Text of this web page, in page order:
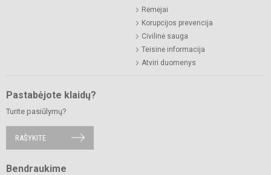
Rėmėjai
Korupcijos prevencija
Civilinė sauga
Teisinė informacija
Atviri duomenys
Pastabėjote klaidų?
Turite pasiūlymų?
RAŠYKITE
Bendraukime